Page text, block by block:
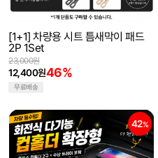
[1+1] 차량용 시트 틈새막이 패드
2P 1Set
12,400원46%
23,000원
무료배송
42%